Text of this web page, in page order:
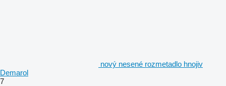
nový nesené rozmetadlo hnojiv
Demarol
7